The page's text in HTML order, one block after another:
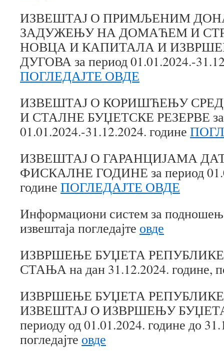
ИЗВЕШТАЈ О ПРИМЉЕНИМ
ЗАДУЖЕЊУ НА ДОМАЋЕМ И
НОВЦА И КАПИТАЛА И
ДУГОВА за период 01.01.2024.-
ПОГЛЕДАЈТЕ ОВДЕ
ИЗВЕШТАЈ О КОРИШЋЕЊУ
И СТАЛНЕ БУЏЕТСКЕ РЕЗЕРВЕ за
01.01.2024.-31.12.2024. године
ИЗВЕШТАЈ О ГАРАНЦИЈАМА
ФИСКАЛНЕ ГОДИНЕ за период
године ПОГЛЕДАЈТЕ ОВДЕ
Информациони систем за
извештаја погледајте овде
ИЗВРШЕЊЕ БУЏЕТА
СТАЊА на дан 31.12.2024. године,
ИЗВРШЕЊЕ БУЏЕТА РЕПУБЛИКЕ
ИЗВЕШТАЈ O ИЗВРШЕЊУ БУЏЕТА
периоду од 01.01.2024. године до
погледајте овде